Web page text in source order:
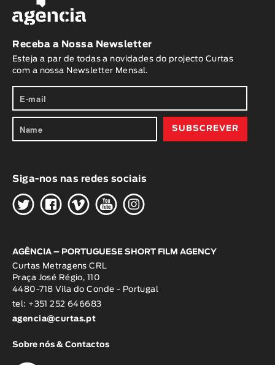
Receba a Nossa Newsletter
Esteja a par de todas a novidades do projecto Curtas
com a nossa Newsletter Mensal.
Siga-nos nas redes sociais
HGWOK
AGÊNCIA – PORTUGUESE SHORT FILM AGENCY
Curtas Metragens CRL
Praça José Régio, 110
4480-718 Vila do Conde - Portugal
tel: +351 252 646683
agencia@curtas.pt
Sobre nós & Contactos